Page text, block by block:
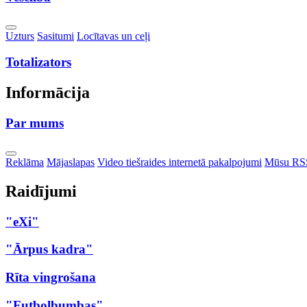
Toggle
Dropdown
Uzturs Sasitumi Locītavas un ceļi
Totalizators
Informācija
Par mums
Toggle
Dropdown
Reklāma Mājaslapas Video tiešraides internetā pakalpojumi Mūsu
Raidījumi
"eXi"
"Ārpus kadra"
Rīta vingrošana